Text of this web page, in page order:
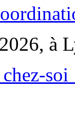
à